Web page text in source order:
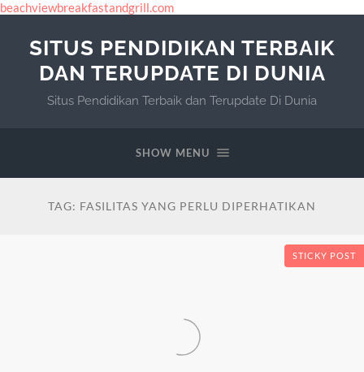
beachviewbreakfastandgrill.com
SITUS PENDIDIKAN TERBAIK
DAN TERUPDATE DI DUNIA
Situs Pendidikan Terbaik dan Terupdate Di Dunia
SHOW MENU
TAG: FASILITAS YANG PERLU DIPERHATIKAN
STICKY POST